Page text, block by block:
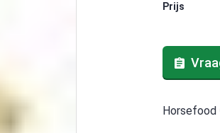
Prijs
Horsefood